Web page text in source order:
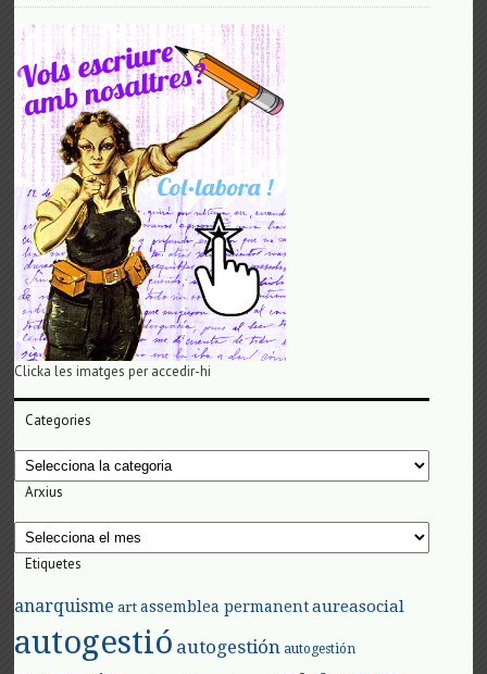
Clicka les imatges per accedir-hi
Categories
Categories
Arxius
Arxius
Etiquetes
anarquisme art assemblea permanent aureasocial
autogestió autogestión autogestión